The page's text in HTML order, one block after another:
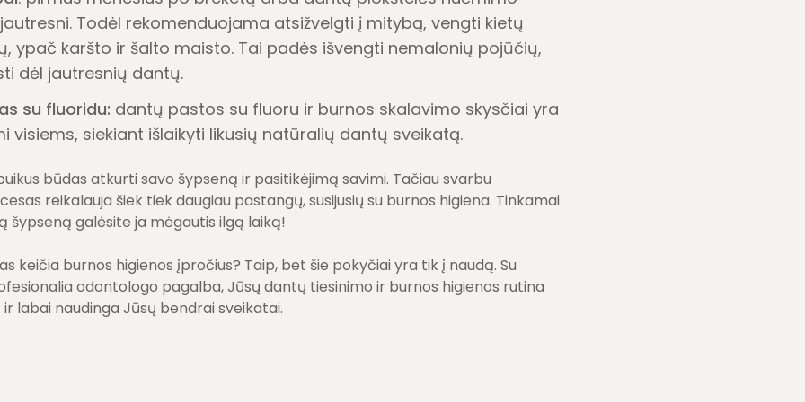
Todėl rekomenduojama atsižvelgti į mitybą, vengti kietų
ypač karšto ir šalto maisto. Tai padės išvengti nemalonių pojūčių,
dėl jautresnių dantų.
su fluoridu: dantų pastos su fluoru ir burnos skalavimo skysčiai yra
visiems, siekiant išlaikyti likusių natūralių dantų sveikatą.
būdas atkurti savo šypseną ir pasitikėjimą savimi. Tačiau svarbu
reikalauja šiek tiek daugiau pastangų, susijusių su burnos higiena. Tinkamai
šypseną galėsite ja mėgautis ilgą laiką!
keičia burnos higienos įpročius? Taip, bet šie pokyčiai yra tik į naudą. Su
odontologo pagalba, Jūsų dantų tiesinimo ir burnos higienos rutina
labai naudinga Jūsų bendrai sveikatai.